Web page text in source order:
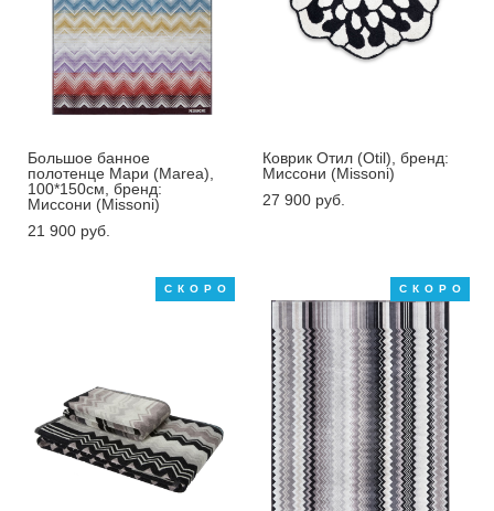
Большое банное
полотенце Мари (Marea),
100*150см, бренд:
Миссони (Missoni)
21 900 pуб.
Коврик Отил (Otil), бренд:
Миссони (Missoni)
27 900 pуб.
СКОРО СКОРО